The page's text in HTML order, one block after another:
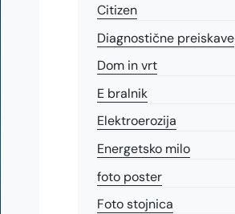
Citizen
Diagnostične preiskave
Dom in vrt
E bralnik
Elektroerozija
Energetsko milo
foto poster
Foto stojnica